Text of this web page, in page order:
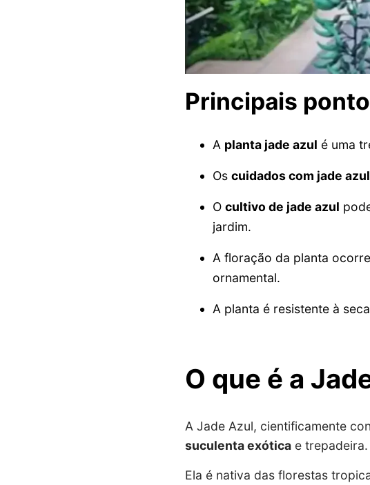
Principais
A planta jade azul é uma
Os cuidados com jade azul
O cultivo de jade azul
jardim.
A floração da planta
ornamental.
A planta é resistente à
O que é a
A Jade Azul, cientificamente
suculenta exóticae trepadeira.
Ela é nativa das florestas